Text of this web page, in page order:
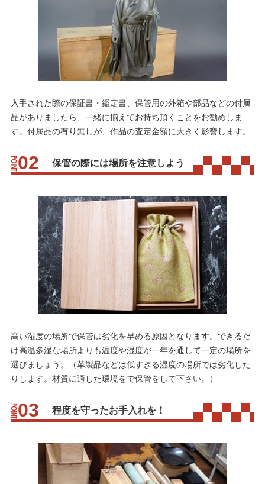
入手された際の保証書・鑑定書、保管用の外箱や部品などの付属
品がありましたら、一緒に揃えてお持ち頂くことをお勧めしま
す。付属品の有り無しが、作品の査定金額に大きく影響します。
保管の際には場所を注意しよう
高い湿度の場所で保管は劣化を早める原因となります。できるだ
け高温多湿な場所よりも温度や湿度が一年を通して一定の場所を
選びましょう。（革製品などは低すぎる湿度の場所では劣化した
りします。材質に適した環境をで保管をして下さい。）
程度を守ったお手入れを！